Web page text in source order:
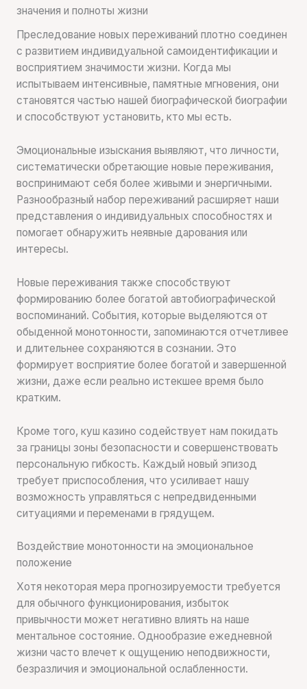
значения и полноты жизни
Преследование новых переживаний плотно соединен
с развитием индивидуальной самоидентификации и
восприятием значимости жизни. Когда мы
испытываем интенсивные, памятные мгновения, они
становятся частью нашей биографической биографии
и способствуют установить, кто мы есть.
Эмоциональные изыскания выявляют, что личности,
систематически обретающие новые переживания,
воспринимают себя более живыми и энергичными.
Разнообразный набор переживаний расширяет наши
представления о индивидуальных способностях и
помогает обнаружить неявные дарования или
интересы.
Новые переживания также способствуют
формированию более богатой автобиографической
воспоминаний. События, которые выделяются от
обыденной монотонности, запоминаются отчетливее
и длительнее сохраняются в сознании. Это
формирует восприятие более богатой и завершенной
жизни, даже если реально истекшее время было
кратким.
Кроме того, куш казино содействует нам покидать
за границы зоны безопасности и совершенствовать
персональную гибкость. Каждый новый эпизод
требует приспособления, что усиливает нашу
возможность управляться с непредвиденными
ситуациями и переменами в грядущем.
Воздействие монотонности на эмоциональное
положение
Хотя некоторая мера прогнозируемости требуется
для обычного функционирования, избыток
привычности может негативно влиять на наше
ментальное состояние. Однообразие ежедневной
жизни часто влечет к ощущению неподвижности,
безразличия и эмоциональной ослабленности.